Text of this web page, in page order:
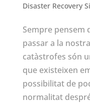
Disaster Recovery
Sempre pensem
passar a la
catàstrofes són
que existeixen
possibilitat de
normalitat